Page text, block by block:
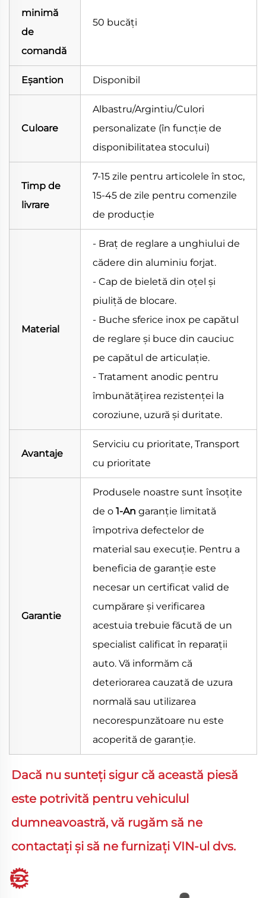
minimă
de
comandă
50 bucăți
Eșantion Disponibil
Culoare
Albastru/Argintiu/Culori
personalizate (în funcție de
disponibilitatea stocului)
Timp de
livrare
7-15 zile pentru articolele în stoc,
15-45 de zile pentru comenzile
de producție
Material
- Braț de reglare a unghiului de
cădere din aluminiu forjat.
- Cap de bieletă din oțel și
piuliță de blocare.
- Buche sferice inox pe capătul
de reglare și buce din cauciuc
pe capătul de articulație.
- Tratament anodic pentru
îmbunătățirea rezistenței la
coroziune, uzură și duritate.
Avantaje
Serviciu cu prioritate, Transport
cu prioritate
Garantie
Produsele noastre sunt însoțite
de o 1-An garanție limitată
împotriva defectelor de
material sau execuție. Pentru a
beneficia de garanție este
necesar un certificat valid de
cumpărare și verificarea
acestuia trebuie făcută de un
specialist calificat în reparații
auto. Vă informăm că
deteriorarea cauzată de uzura
normală sau utilizarea
necorespunzătoare nu este
acoperită de garanție.
Dacă nu sunteți sigur că această piesă
este potrivită pentru vehiculul
dumneavoastră, vă rugăm să ne
contactați și să ne furnizați VIN-ul dvs.